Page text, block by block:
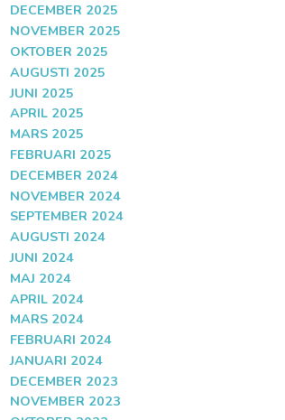
DECEMBER 2025
NOVEMBER 2025
OKTOBER 2025
AUGUSTI 2025
JUNI 2025
APRIL 2025
MARS 2025
FEBRUARI 2025
DECEMBER 2024
NOVEMBER 2024
SEPTEMBER 2024
AUGUSTI 2024
JUNI 2024
MAJ 2024
APRIL 2024
MARS 2024
FEBRUARI 2024
JANUARI 2024
DECEMBER 2023
NOVEMBER 2023